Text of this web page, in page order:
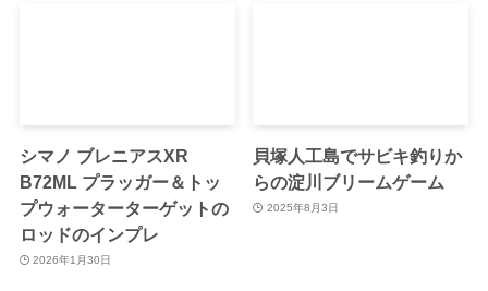
シマノ ブレニアスXR
B72ML プラッガー＆トッ
プウォーターターゲットの
ロッドのインプレ
2026年1月30日
貝塚人工島でサビキ釣りか
らの淀川ブリームゲーム
2025年8月3日